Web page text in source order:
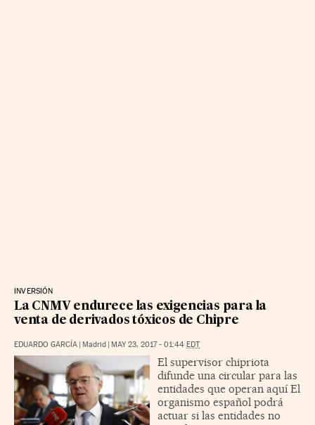
INVERSIÓN
La CNMV endurece las exigencias para la
venta de derivados tóxicos de Chipre
EDUARDO GARCÍA | Madrid | MAY 23, 2017 - 01:44 EDT
El supervisor chipriota
difunde una circular para las
entidades que operan aquí El
organismo español podrá
actuar si las entidades no